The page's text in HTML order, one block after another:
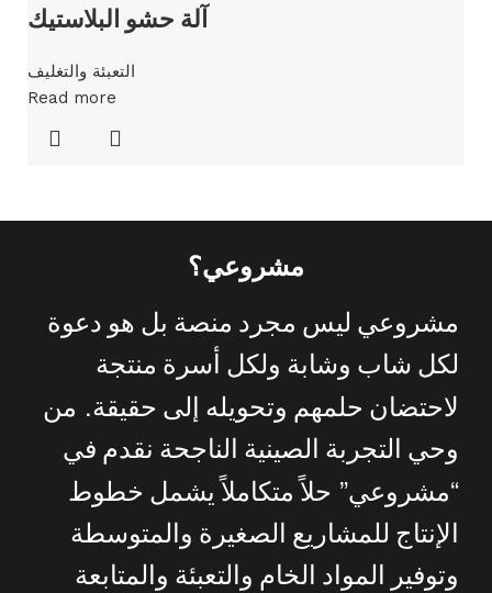
آلة حشو البلاستيك
التعبئة والتغليف
Read more
مشروعي؟
مشروعي ليس مجرد منصة بل هو دعوة
لكل شاب وشابة ولكل أسرة منتجة
لاحتضان حلمهم وتحويله إلى حقيقة. من
وحي التجربة الصينية الناجحة نقدم في
“مشروعي” حلاً متكاملاً يشمل خطوط
الإنتاج للمشاريع الصغيرة والمتوسطة
وتوفير
المواد الخام والتعبئة والمتابعة